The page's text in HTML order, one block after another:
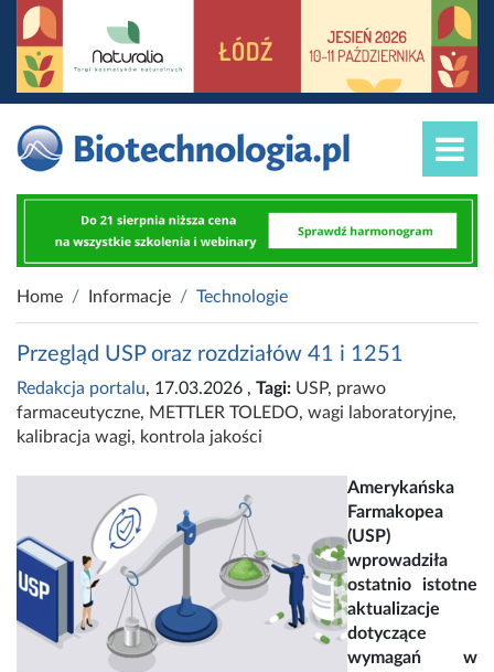
Home Informacje Technologie
Przegląd USP oraz rozdziałów 41 i 1251
Redakcja portalu, 17.03.2026 , Tagi: USP, prawo
farmaceutyczne, METTLER TOLEDO, wagi laboratoryjne,
kalibracja wagi, kontrola jakości
Amerykańska
Farmakopea
(USP)
wprowadziła
ostatnio istotne
aktualizacje
dotyczące
wymagań w